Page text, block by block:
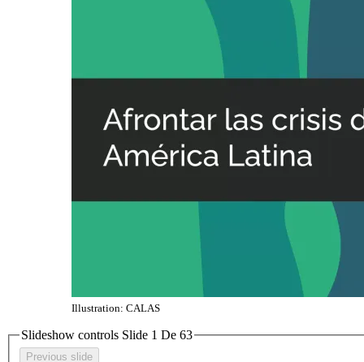
Illustration: CALAS
Slideshow controls Slide 1 De 63
Previous slide